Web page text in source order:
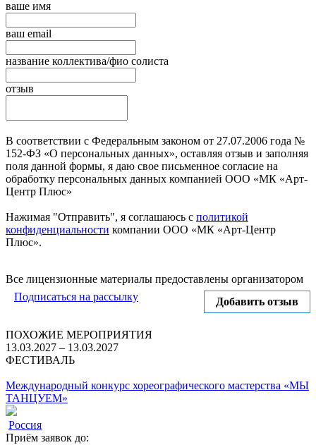
ваше имя
ваш email
название коллектива/фио солиста
отзыв
В соответствии с Федеральным законом от 27.07.2006 года №
152-ФЗ «О персональных данных», оставляя отзыв и заполняя
поля данной формы, я даю свое письменное согласие на
обработку персональных данных компанией ООО «МК «Арт-
Центр Плюс»
Нажимая "Отправить", я соглашаюсь с политикой
конфиденциальности компании ООО «МК «Арт-Центр
Плюс».
Все лицензионные материалы предоставлены организатором
Добавить отзыв
Подписаться на рассылку
ПОХОЖИЕ МЕРОПРИЯТИЯ
13.03.2027 – 13.03.2027
ФЕСТИВАЛЬ
Международный конкурс хореографического мастерства «МЫ
ТАНЦУЕМ»
Россия
Приём заявок до: